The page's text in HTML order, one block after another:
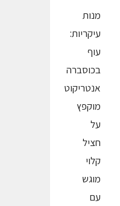
מנות
עיקריות:
עוף
בכוסברה
אנטריקוט
מוקפץ
על
חציל
קלוי
מוגש
עם